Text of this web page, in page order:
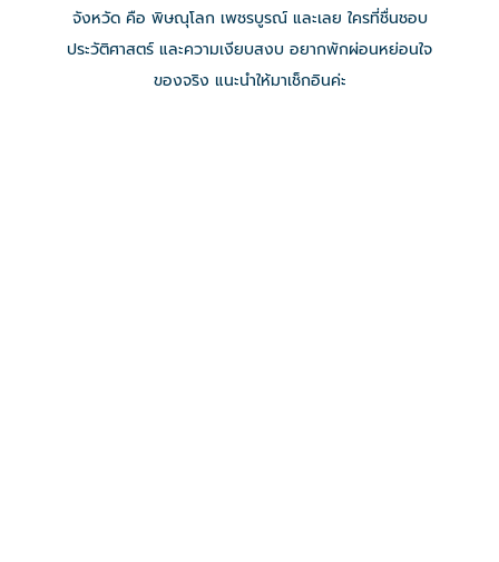
จังหวัด คือ พิษณุโลก เพชรบูรณ์ และเลย ใครที่ชื่นชอบ
ประวัติศาสตร์ และความเงียบสงบ อยากพักผ่อนหย่อนใจ
ของจริง แนะนำให้มาเช็กอินค่ะ